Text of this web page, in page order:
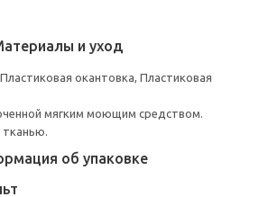
и уход
окантовка, Пластиковая
мягким моющим средством.
об упаковке